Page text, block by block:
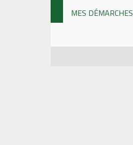
MES DÉMARCHES